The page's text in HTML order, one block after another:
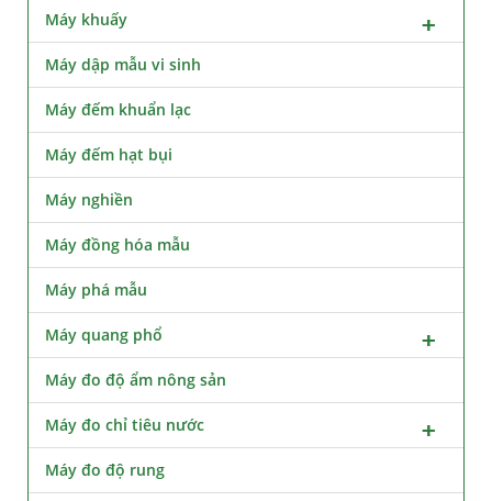
Máy khuấy
Máy dập mẫu vi sinh
Máy đếm khuẩn lạc
Máy đếm hạt bụi
Máy nghiền
Máy đồng hóa mẫu
Máy phá mẫu
Máy quang phổ
Máy đo độ ẩm nông sản
Máy đo chỉ tiêu nước
Máy đo độ rung